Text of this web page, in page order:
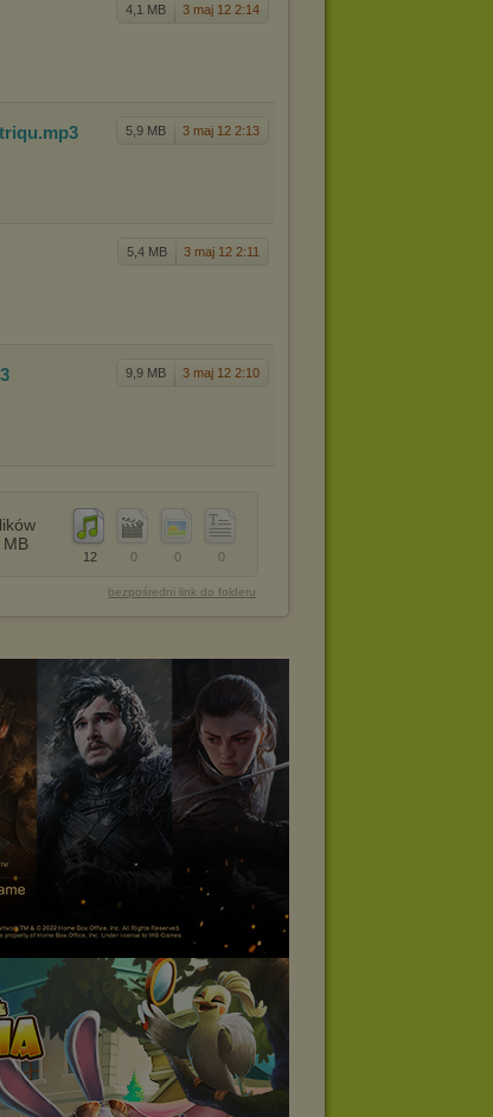
4,1 MB 3 maj 12 2:14
5,9 MB 3 maj 12 2:13
.mp3
5,4 MB 3 maj 12 2:11
9,9 MB 3 maj 12 2:10
0
0
0
12
MB
bezpośredni link do folderu